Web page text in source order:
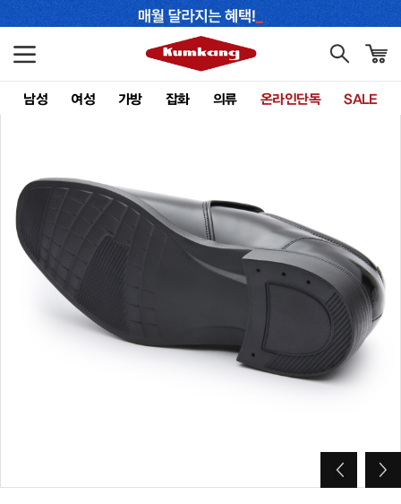
남성 여성 가방 잡화 의류 온라인단독 SALE